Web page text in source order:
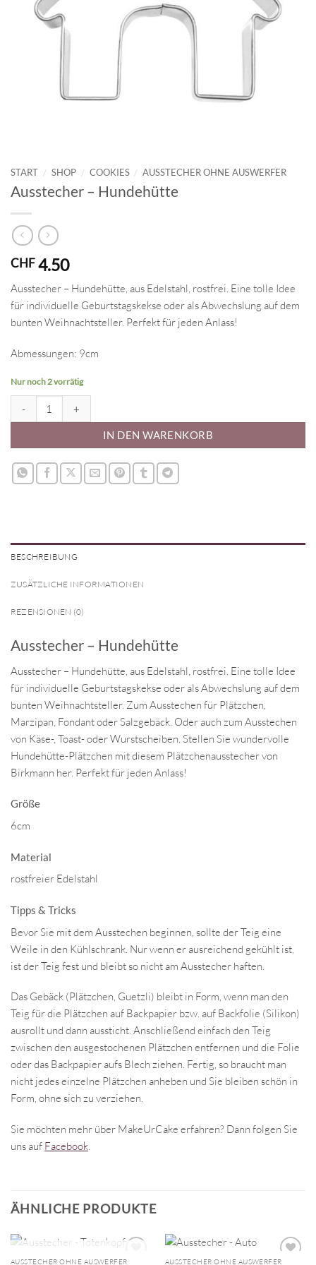
START / SHOP / COOKIES / AUSSTECHER OHNE AUSWERFER
Ausstecher – Hundehütte
CHF4.50
Ausstecher – Hundehütte, aus Edelstahl, rostfrei. Eine tolle Idee
für individuelle Geburtstagskekse oder als Abwechslung auf dem
bunten Weihnachtsteller. Perfekt für jeden Anlass!
Abmessungen: 9cm
Nur noch 2 vorrätig
IN DEN WARENKORB
BESCHREIBUNG
ZUSÄTZLICHE INFORMATIONEN
REZENSIONEN (0)
Ausstecher – Hundehütte
Ausstecher – Hundehütte, aus Edelstahl, rostfrei. Eine tolle Idee
für individuelle Geburtstagskekse oder als Abwechslung auf dem
bunten Weihnachtsteller. Zum Ausstechen für Plätzchen,
Marzipan, Fondant oder Salzgebäck. Oder auch zum Ausstechen
von Käse-, Toast- oder Wurstscheiben. Stellen Sie wundervolle
Hundehütte-Plätzchen mit diesem Plätzchenausstecher von
Birkmann her. Perfekt für jeden Anlass!
Größe
6cm
Material
rostfreier Edelstahl
Tipps & Tricks
Bevor Sie mit dem Ausstechen beginnen, sollte der Teig eine
Weile in den Kühlschrank. Nur wenn er ausreichend gekühlt ist,
ist der Teig fest und bleibt so nicht am Ausstecher haften.
Das Gebäck (Plätzchen, Guetzli) bleibt in Form, wenn man den
Teig für die Plätzchen auf Backpapier bzw. auf Backfolie (Silikon)
ausrollt und dann aussticht. Anschließend einfach den Teig
zwischen den ausgestochenen Plätzchen entfernen und die Folie
oder das Backpapier aufs Blech ziehen. Fertig, so braucht man
nicht jedes einzelne Plätzchen anheben und Sie bleiben schön in
Form, ohne sich zu verziehen.
Sie möchten mehr über MakeUrCake erfahren? Dann folgen Sie
uns auf Facebook.
ÄHNLICHE PRODUKTE
AUSSTECHER OHNE AUSWERFER AUSSTECHER OHNE AUSWERFER